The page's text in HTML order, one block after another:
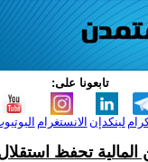
تابعونا على:
الانستغرام لينكدإن
المالية تحفظ